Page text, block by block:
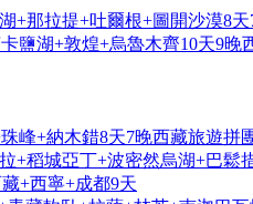
+那拉提+吐爾根+圖開沙漠8天
鹽湖+敦煌+烏魯木齊10天9晚
峰+納木錯8天7晚西藏旅遊拼
+稻城亞丁+波密然烏湖+巴鬆
+西寧+成都9天